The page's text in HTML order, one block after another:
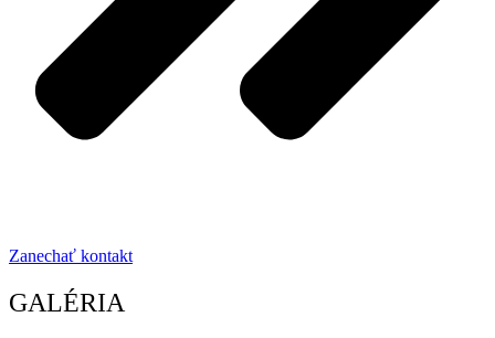
Zanechať kontakt
GALÉRIA